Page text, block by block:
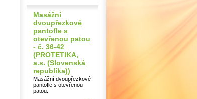
Masážní
dvoupřezkové
pantofle s
otevřenou patou
- č. 36-42
(PROTETIKA,
a.s. (Slovenská
republika))
Masážní dvoupřezkové
pantofle s otevřenou
patou.